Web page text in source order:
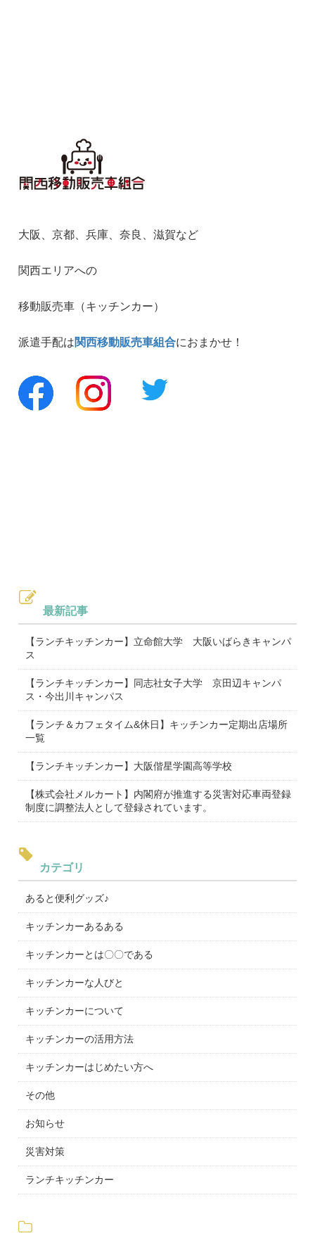
大阪、京都、兵庫、奈良、滋賀など
関西エリアへの
移動販売車（キッチンカー）
派遣手配は関西移動販売車組合におまかせ！
最新記事
【ランチキッチンカー】立命館大学 大阪いばらきキャンパ
ス
【ランチキッチンカー】同志社女子大学 京田辺キャンパ
ス・今出川キャンパス
【ランチ＆カフェタイム&休日】キッチンカー定期出店場所
一覧
【ランチキッチンカー】大阪偕星学園高等学校
【株式会社メルカート】内閣府が推進する災害対応車両登録
制度に調整法人として登録されています。
カテゴリ
あると便利グッズ♪
キッチンカーあるある
キッチンカーとは〇〇である
キッチンカーな人びと
キッチンカーについて
キッチンカーの活用方法
キッチンカーはじめたい方へ
その他
お知らせ
災害対策
ランチキッチンカー